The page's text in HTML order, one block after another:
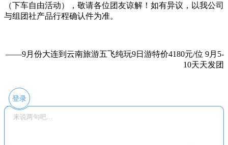
（下车自由活动），敬请各位团友谅解！如有异议，以我公司
与组团社产品行程确认件为准。
——9月份大连到云南旅游五飞纯玩9日游特价4180元/位 9月5-
10天天发团
登录